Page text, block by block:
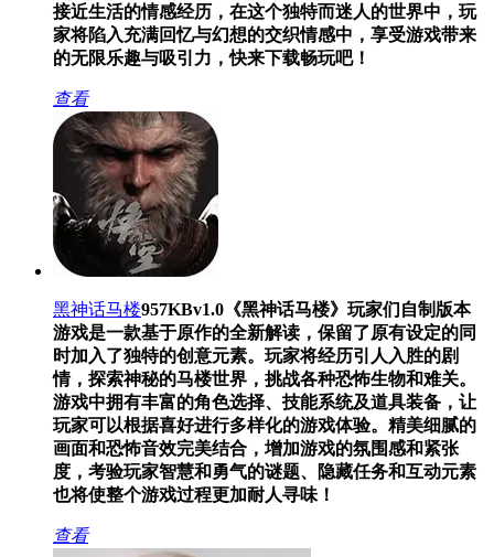
接近生活的情感经历，在这个独特而迷人的世界中，玩
家将陷入充满回忆与幻想的交织情感中，享受游戏带来
的无限乐趣与吸引力，快来下载畅玩吧！
查看
黑神话马楼957KBv1.0 《黑神话马楼》玩家们自制版本
游戏是一款基于原作的全新解读，保留了原有设定的同
时加入了独特的创意元素。玩家将经历引人入胜的剧
情，探索神秘的马楼世界，挑战各种恐怖生物和难关。
游戏中拥有丰富的角色选择、技能系统及道具装备，让
玩家可以根据喜好进行多样化的游戏体验。精美细腻的
画面和恐怖音效完美结合，增加游戏的氛围感和紧张
度，考验玩家智慧和勇气的谜题、隐藏任务和互动元素
也将使整个游戏过程更加耐人寻味！
查看